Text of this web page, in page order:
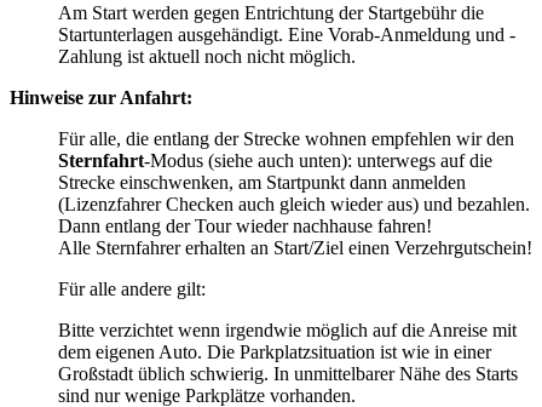
Am Start werden gegen Entrichtung der Startgebühr die
Startunterlagen ausgehändigt. Eine Vorab-Anmeldung und -
Zahlung ist aktuell noch nicht möglich.
Hinweise zur Anfahrt:
Für alle, die entlang der Strecke wohnen empfehlen wir den
Sternfahrt-Modus (siehe auch unten): unterwegs auf die
Strecke einschwenken, am Startpunkt dann anmelden
(Lizenzfahrer Checken auch gleich wieder aus) und bezahlen.
Dann entlang der Tour wieder nachhause fahren!
Alle Sternfahrer erhalten an Start/Ziel einen Verzehrgutschein!
Für alle andere gilt:
Bitte verzichtet wenn irgendwie möglich auf die Anreise mit
dem eigenen Auto. Die Parkplatzsituation ist wie in einer
Großstadt üblich schwierig. In unmittelbarer Nähe des Starts
sind nur wenige Parkplätze vorhanden.